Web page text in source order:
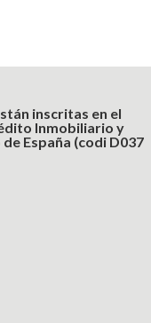
inscritas en el
Inmobiliario y
España (codi D037